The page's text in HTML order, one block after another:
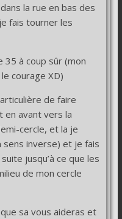
la rue en bas des
fais tourner les
35 à coup sûr (mon
courage XD)
de faire
en avant vers la
cercle, et la je
sens inverse) et je fais
jusqu’à ce que les
de mon cercle
sa vous aideras et